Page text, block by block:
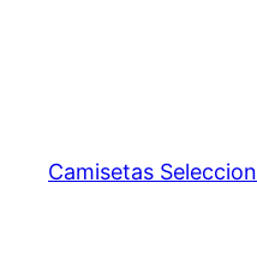
Camisetas